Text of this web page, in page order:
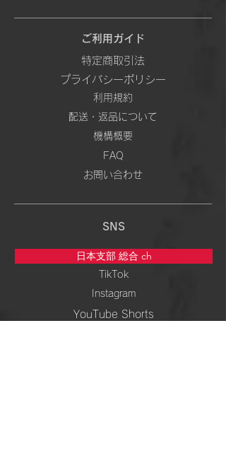
ご利用ガイド
特定商取引法
プライバシーポリシー
利用規約
配送・返品について
機構概要
FAQ
お問い合わせ
SNS
日本支部 総合 ch
TikTok
Instagram
YouTube Shorts